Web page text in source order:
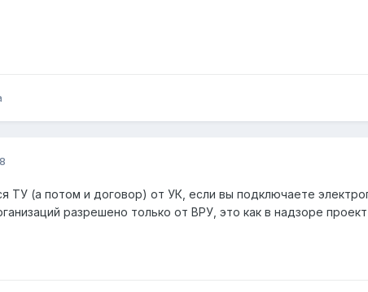
ТУ (а потом и договор) от УК, если вы подключаете
разрешено только от ВРУ, это как в надзоре проект